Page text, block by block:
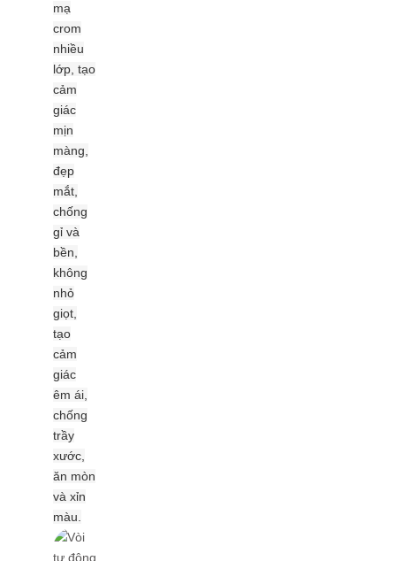
mạ
crom
nhiều
lớp, tạo
cảm
giác
mịn
màng,
đẹp
mắt,
chống
gỉ và
bền,
không
nhỏ
giọt,
tạo
cảm
giác
êm ái,
chống
trầy
xước,
ăn mòn
và xỉn
màu.